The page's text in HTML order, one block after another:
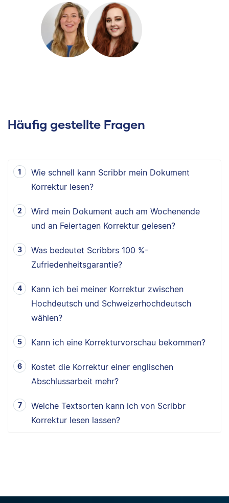
Häufig gestellte Fragen
Wie schnell kann Scribbr mein Dokument
Korrektur lesen?
Wird mein Dokument auch am Wochenende
und an Feiertagen Korrektur gelesen?
Was bedeutet Scribbrs 100 %-
Zufriedenheitsgarantie?
Kann ich bei meiner Korrektur zwischen
Hochdeutsch und Schweizerhochdeutsch
wählen?
Kann ich eine Korrekturvorschau bekommen?
Kostet die Korrektur einer englischen
Abschlussarbeit mehr?
Welche Textsorten kann ich von Scribbr
Korrektur lesen lassen?